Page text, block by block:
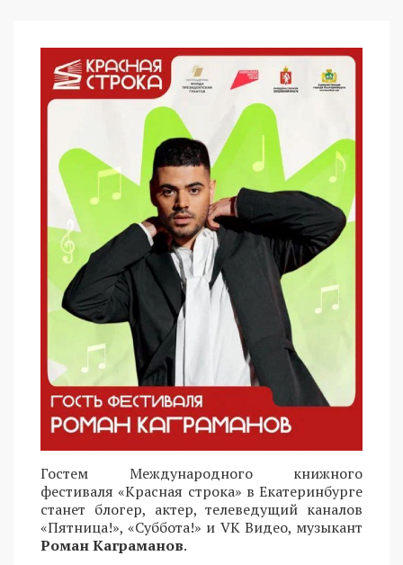
Гостем Международного книжного
фестиваля «Красная строка» в Екатеринбурге
станет блогер, актер, телеведущий каналов
«Пятница!», «Суббота!» и VK Видео, музыкант
Роман Каграманов.